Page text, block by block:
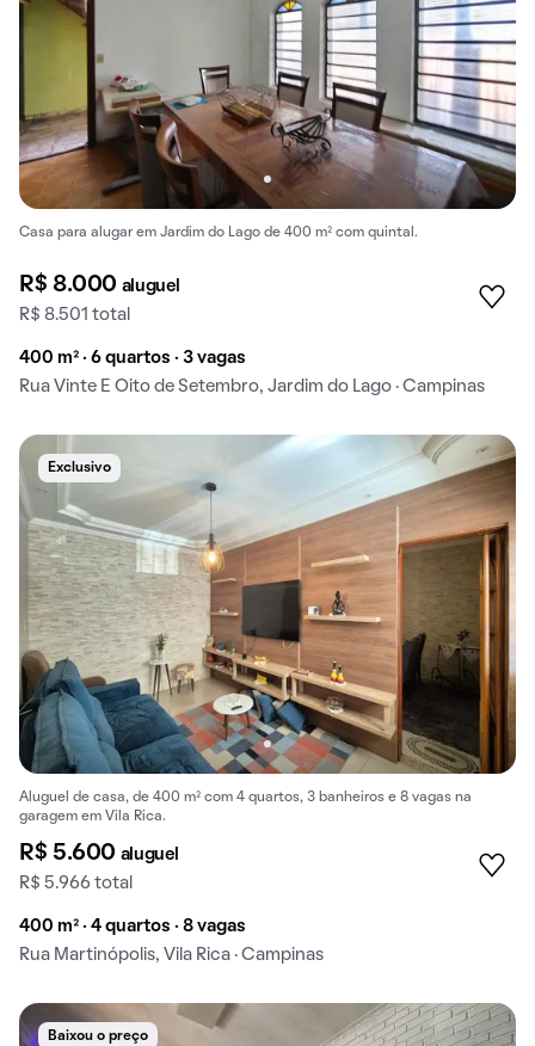
Casa para alugar em Jardim do Lago de 400 m² com quintal.
R$ 8.000 aluguel
R$ 8.501 total
400 m² · 6 quartos · 3 vagas
Rua Vinte E Oito de Setembro, Jardim do Lago · Campinas
Exclusivo
Aluguel de casa, de 400 m² com 4 quartos, 3 banheiros e 8 vagas na
garagem em Vila Rica.
R$ 5.600 aluguel
R$ 5.966 total
400 m² · 4 quartos · 8 vagas
Rua Martinópolis, Vila Rica · Campinas
Baixou o preço